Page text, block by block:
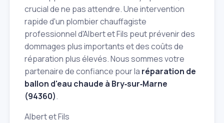
crucial de ne pas attendre. Une intervention
rapide d'un plombier chauffagiste
professionnel d'Albert et Fils peut prévenir des
dommages plus importants et des coûts de
réparation plus élevés. Nous sommes votre
partenaire de confiance pour la réparation de
ballon d'eau chaude à Bry‑sur‑Marne
(94360).
Albert et Fils